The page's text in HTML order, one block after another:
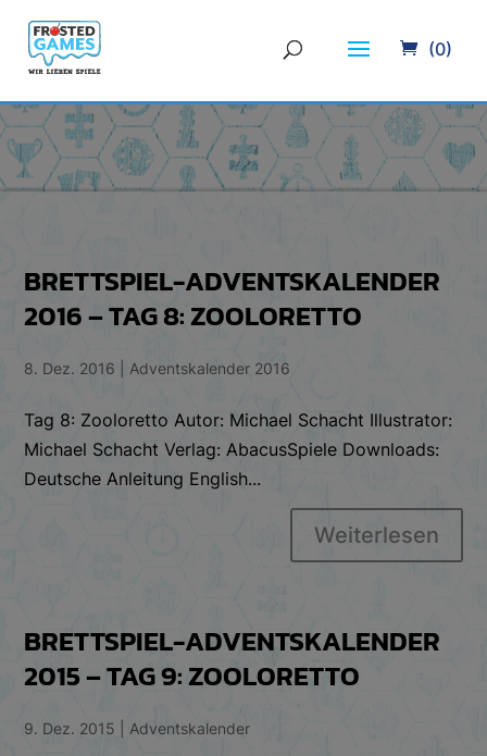
(0)
BRETTSPIEL-ADVENTSKALENDER
2016 – TAG 8: ZOOLORETTO
8. Dez. 2016 Adventskalender 2016
Tag 8: Zooloretto Autor: Michael Schacht Illustrator:
Michael Schacht Verlag: AbacusSpiele Downloads:
Deutsche Anleitung English...
Weiterlesen
BRETTSPIEL-ADVENTSKALENDER
2015 – TAG 9: ZOOLORETTO
9. Dez. 2015 |Adventskalender